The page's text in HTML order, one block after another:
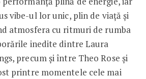
vibe-ul lor unic, plin de viață și
atmosfera cu ritmuri de rumba
inedite dintre Laura
precum și între Theo Rose și
printre momentele cele mai